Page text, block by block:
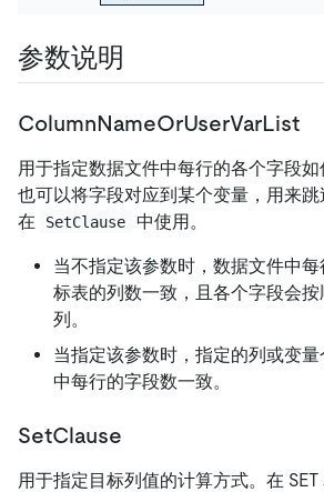
参数说明
ColumnNameOrUserVarList
用于指定数据文件中每行的各个字段如
也可以将字段对应到某个变量，用来
在
SetClause 中使用。
当不指定该参数时，数据文件中
标表的列数一致，且各个字段会
列。
当指定该参数时，指定的列或变
中每行的字段数一致。
SetClause
用于指定目标列值的计算方式。在